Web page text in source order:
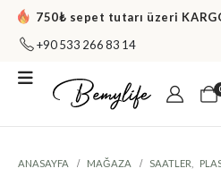
750₺ sepet tutarı üzeri
+90 533 266 83 14
ANASAYFA MAĞAZA SAATLER